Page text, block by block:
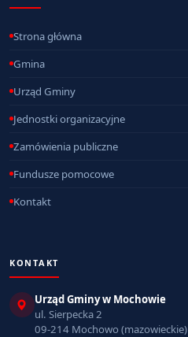
Strona główna
Gmina
Urząd Gminy
Jednostki organizacyjne
Zamówienia publiczne
Fundusze pomocowe
Kontakt
KONTAKT
Urząd Gminy w Mochowie
ul. Sierpecka 2
09-214 Mochowo (mazowieckie)